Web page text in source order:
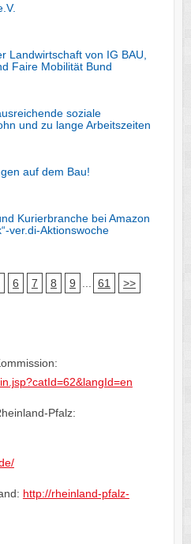
Landwirtschaft von IG BAU,
Faire Mobilität Bund
soziale
und zu lange Arbeitszeiten
auf dem Bau!
Kurierbranche bei Amazon
ver.di-Aktionswoche
6 7 8 9 61 >>
Pfalz:
http://rheinland-pfalz-